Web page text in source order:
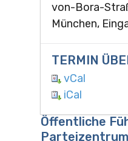
von-Bora-
München,
TERMIN
vCal
iCal
Öffentliche